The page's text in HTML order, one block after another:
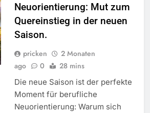
Neuorientierung: Mut zum
Quereinstieg in der neuen
Saison.
pricken
2 Monaten
ago
0 28 mins
Die neue Saison ist der perfekte
Moment für berufliche
Neuorientierung: Warum sich